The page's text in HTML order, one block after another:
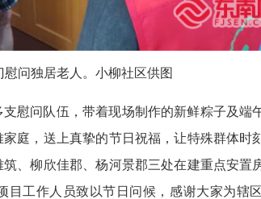
慰问独居老人。小柳社区供图
慰问队伍，带着现场制作的新鲜粽子及端
庭，送上真挚的节日祝福，让特殊群体时
、柳欣佳郡、杨河景郡三处在建重点安置
目工作人员致以节日问候，感谢大家为辖